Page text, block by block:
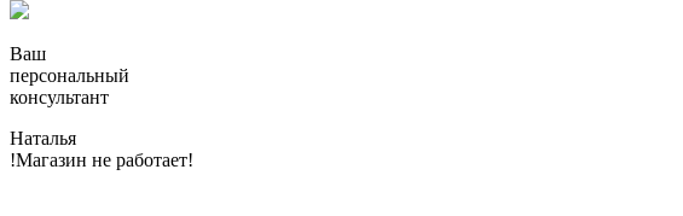
Ваш
персональный
консультант
Наталья
!Магазин не работает!